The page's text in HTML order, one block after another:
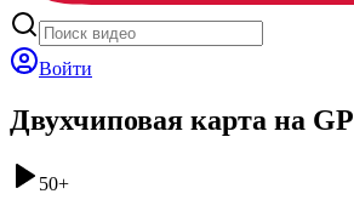
Войти
Двухчиповая карта на
50+